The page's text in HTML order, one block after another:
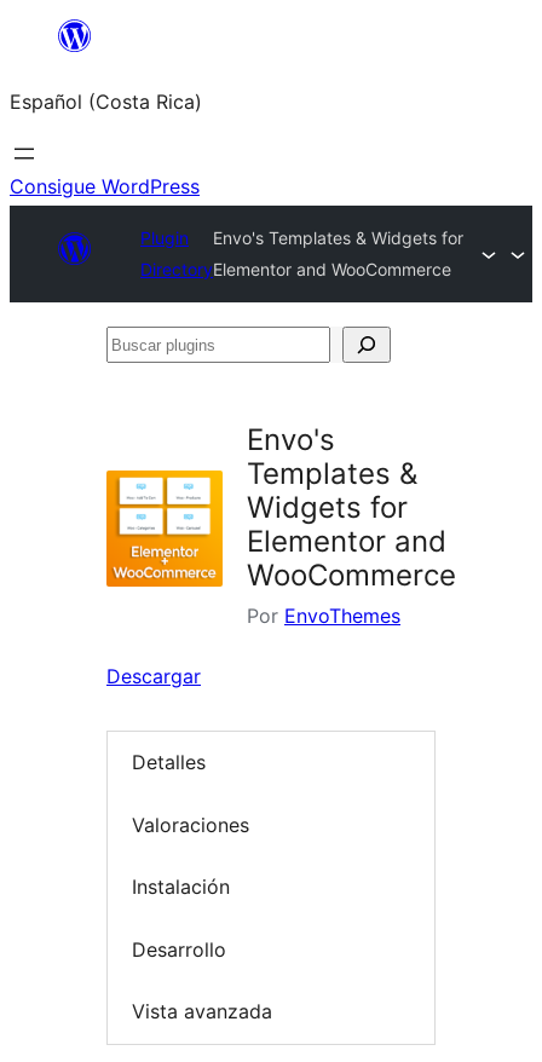
Saltar
contenido
Español (Costa Rica)
Consigue WordPress
Plugin
Directory
Envo's Templates & Widgets for
Elementor and WooCommerce
Buscar
Envo's
Templates &
Widgets for
Elementor and
WooCommerce
Por EnvoThemes
Descargar
Detalles
Valoraciones
Instalación
Desarrollo
Vista avanzada